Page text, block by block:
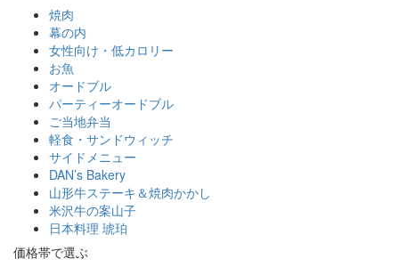
焼肉
幕の内
女性向け・低カロリー
お魚
オードブル
パーティーオードブル
ご当地弁当
軽食・サンドウィッチ
サイドメニュー
DAN’s Bakery
山形牛ステーキ＆焼肉かかし
米沢牛の案山子
日本料理 琥珀
価格帯で選ぶ